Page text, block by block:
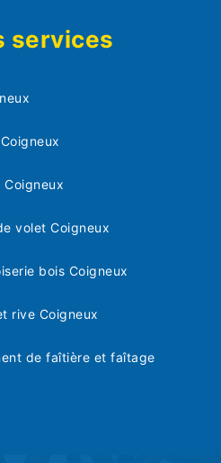
services
Coigneux
volet Coigneux
bois Coigneux
rive Coigneux
de faîtière et faîtage